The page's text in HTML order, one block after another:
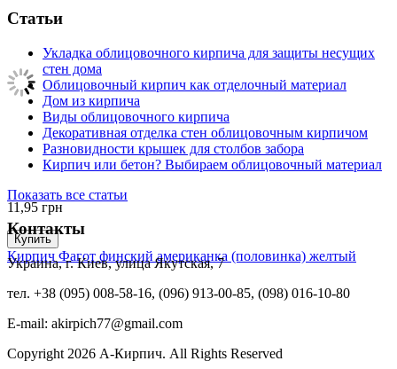
11,95 грн
Купить
Кирпич Фагот финский американка (половинка) желтый
Статьи
Укладка облицовочного кирпича для защиты несущих
стен дома
Облицовочный кирпич как отделочный материал
Дом из кирпича
Виды облицовочного кирпича
Декоративная отделка стен облицовочным кирпичом
Разновидности крышек для столбов забора
Кирпич или бетон? Выбираем облицовочный материал
Показать все статьи
Контакты
Украина, г. Киев, улица Якутская, 7
тел. +38 (095) 008-58-16, (096) 913-00-85, (098) 016-10-80
E-mail: akirpich77@gmail.com
Copyright 2026 А-Кирпич. All Rights Reserved